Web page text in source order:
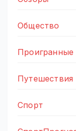
Общество
Проигранные
Путешествия
Спорт